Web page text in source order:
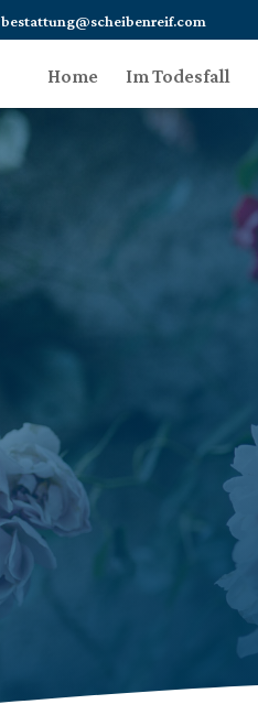
bestattung@scheibenreif.com
Home Im Todesfall